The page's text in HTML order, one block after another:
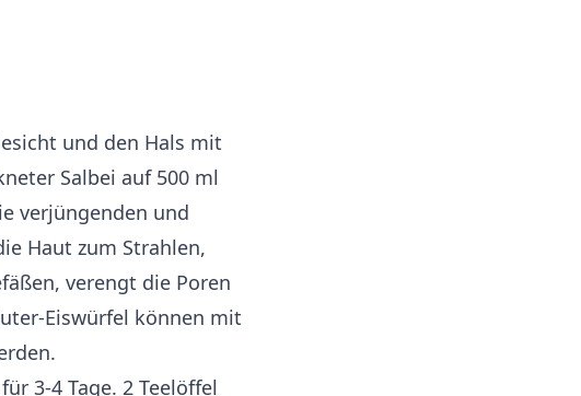
und den Hals mit
Salbei auf 500 ml
verjüngenden und
Haut zum Strahlen,
verengt die Poren
Eiswürfel können mit
3-4 Tage. 2 Teelöffel